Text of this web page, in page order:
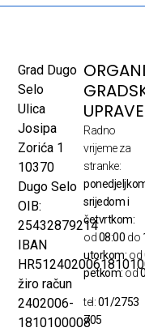
Grad Dugo
Selo
Ulica
Josipa
Zorića 1
10370
Dugo Selo
OIB:
25432879214
IBAN
žiro račun
2402006-
1810100008
UPRAVE
Radno
vrijeme za
stranke:
srijedom i
četvrtkom:
od08:00 do
utorkom: od
petkom:od
tel:01/2753
705